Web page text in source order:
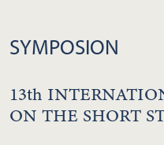
SYMPOSION
13th
ON THE SHORT